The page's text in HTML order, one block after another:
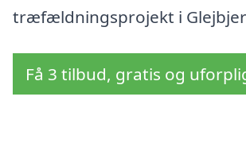
træfældningsprojekt i
Få 3 tilbud, gratis og